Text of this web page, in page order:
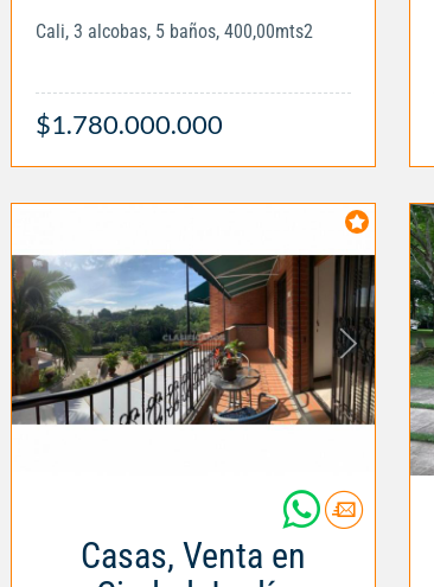
Cali, 3 alcobas, 5 baños, 400,00mts2
$1.780.000.000
Casas, Venta en